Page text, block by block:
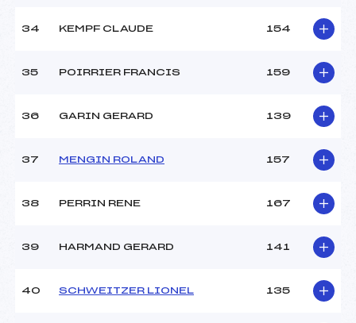
34 KEMPF CLAUDE 154
35 POIRRIER FRANCIS 159
36 GARIN GERARD 139
37 MENGIN ROLAND 157
38 PERRIN RENE 167
39 HARMAND GERARD 141
40 SCHWEITZER LIONEL 135